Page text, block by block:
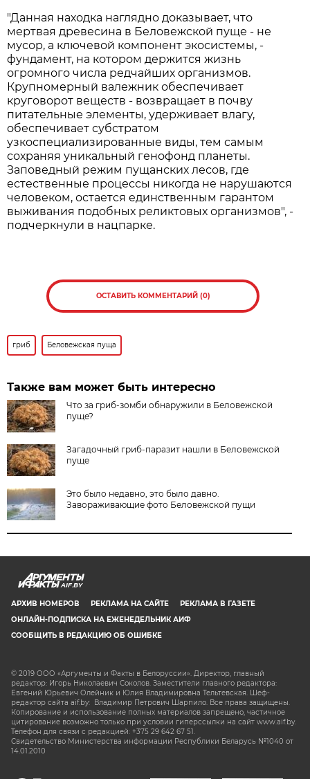
"Данная находка наглядно доказывает, что
мертвая древесина в Беловежской пуще - не
мусор, а ключевой компонент экосистемы, -
фундамент, на котором держится жизнь
огромного числа редчайших организмов.
Крупномерный валежник обеспечивает
круговорот веществ - возвращает в почву
питательные элементы, удерживает влагу,
обеспечивает субстратом
узкоспециализированные виды, тем самым
сохраняя уникальный генофонд планеты.
Заповедный режим пущанских лесов, где
естественные процессы никогда не нарушаются
человеком, остается единственным гарантом
выживания подобных реликтовых организмов", -
подчеркнули в нацпарке.
ОСТАВИТЬ КОММЕНТАРИЙ (0)
гриб Беловежская пуща
Также вам может быть интересно
Что за гриб-зомби обнаружили в Беловежской
пуще?
Загадочный гриб-паразит нашли в Беловежской
пуще
Это было недавно, это было давно.
Завораживающие фото Беловежской пущи
AIF.BY
АРХИВ НОМЕРОВ РЕКЛАМА НА САЙТЕ
РЕКЛАМА В ГАЗЕТЕ
ОНЛАЙН-ПОДПИСКА НА ЕЖЕНЕДЕЛЬНИК АИФ
СООБЩИТЬ В РЕДАКЦИЮ ОБ ОШИБКЕ
© 2019 ООО «Аргументы и Факты в Белоруссии». Директор, главный
редактор: Игорь Николаевич Соколов. Заместители главного редактора:
Евгений Юрьевич Олейник и Юлия Владимировна Тельтевская. Шеф-
редактор сайта aif.by: Владимир Петрович Шарпило. Все права защищены.
Копирование и использование полных материалов запрещено, частичное
цитирование возможно только при условии гиперссылки на сайт www.aif.by.
Телефон для связи с редакцией: +375 29 642 67 51.
Свидетельство Министерства информации Республики Беларусь №1040 от
14.01.2010